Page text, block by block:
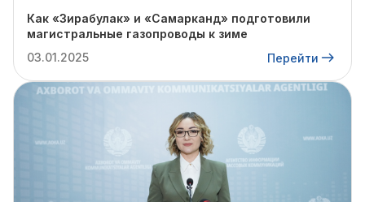
Как «Зирабулак» и «Самарканд» подготовили
магистральные газопроводы к зиме
03.01.2025
Перейти